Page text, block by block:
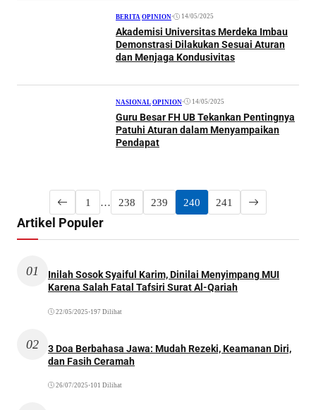
BERITA OPINION• 14/05/2025
Akademisi Universitas Merdeka Imbau
Demonstrasi Dilakukan Sesuai Aturan
dan Menjaga Kondusivitas
NASIONAL OPINION• 14/05/2025
Guru Besar FH UB Tekankan Pentingnya
Patuhi Aturan dalam Menyampaikan
Pendapat
1 … 238 239 240 241
Artikel Populer
01
Inilah Sosok Syaiful Karim, Dinilai Menyimpang MUI
Karena Salah Fatal Tafsiri Surat Al-Qariah
22/05/2025 •197 Dilihat
02
3 Doa Berbahasa Jawa: Mudah Rezeki, Keamanan Diri,
dan Fasih Ceramah
26/07/2025 •101 Dilihat